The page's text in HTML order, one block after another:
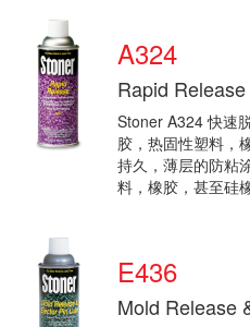
A324
Rapid Release
Stoner A324 快速
胶，热固性塑料，
持久，薄层的防粘
料，橡胶，甚至硅
E436
Mold Release